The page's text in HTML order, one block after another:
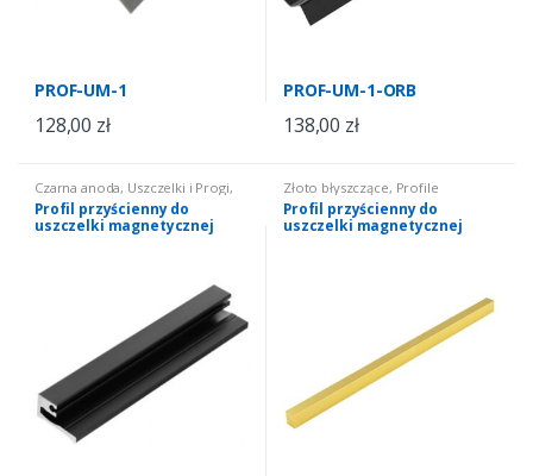
PROF-UM-1
128,00 zł
PROF-UM-1-ORB
138,00 zł
Czarna anoda, Uszczelki i Progi,
Uszczelki do kabin
prysznicowych,profile
przyścienne do uszczelek
magnetycznych
Profil przyścienny do
uszczelki magnetycznej
Złoto błyszczące, Profile
przyścienne do uszczelek
magnetycznych,Uszczelki do
kabin prysznicowych,profile
przyścienne do uszczelek
Profil przyścienny do
uszczelki magnetycznej